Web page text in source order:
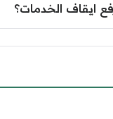
ايقاف الخدمات؟